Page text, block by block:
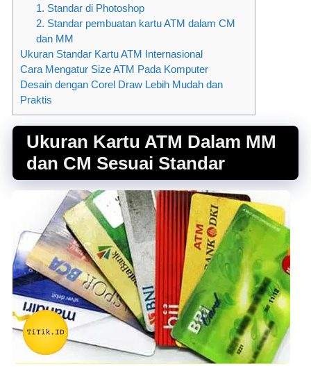
1. Standar di Photoshop
2. Standar pembuatan kartu ATM dalam CM
dan MM
Ukuran Standar Kartu ATM Internasional
Cara Mengatur Size ATM Pada Komputer
Desain dengan Corel Draw Lebih Mudah dan
Praktis
Ukuran Kartu ATM Dalam MM
dan CM Sesuai Standar